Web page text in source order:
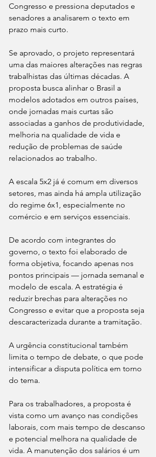
Congresso e pressiona deputados e
senadores a analisarem o texto em
prazo mais curto.
Se aprovado, o projeto representará
uma das maiores alterações nas regras
trabalhistas das últimas décadas. A
proposta busca alinhar o Brasil a
modelos adotados em outros países,
onde jornadas mais curtas são
associadas a ganhos de produtividade,
melhoria na qualidade de vida e
redução de problemas de saúde
relacionados ao trabalho.
A escala 5x2 já é comum em diversos
setores, mas ainda há ampla utilização
do regime 6x1, especialmente no
comércio e em serviços essenciais.
De acordo com integrantes do
governo, o texto foi elaborado de
forma objetiva, focando apenas nos
pontos principais — jornada semanal e
modelo de escala. A estratégia é
reduzir brechas para alterações no
Congresso e evitar que a proposta seja
descaracterizada durante a tramitação.
A urgência constitucional também
limita o tempo de debate, o que pode
intensificar a disputa política em torno
do tema.
Para os trabalhadores, a proposta é
vista como um avanço nas condições
laborais, com mais tempo de descanso
e potencial melhora na qualidade de
vida. A manutenção dos salários é um